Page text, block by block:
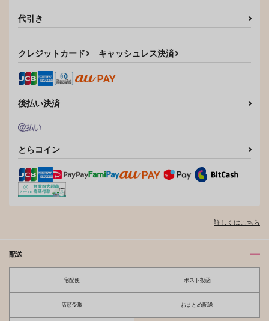
自分しか知らない彼氏の一面 1
平野と鍵浦 7
そんなに言うなら抱いてやる ファミレス行こ。 下
隠れ狼と流され子羊
夫を味方にする方法 5 甘くて熱くて息もできない 4
代引き
クレジットカード キャッシュレス決済
後払い決済
とらコイン
詳しくはこちら
配送
宅配便 ポスト投函
店頭受取 おまとめ配送